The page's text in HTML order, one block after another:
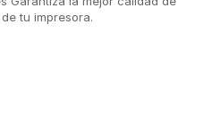
tu impresora.